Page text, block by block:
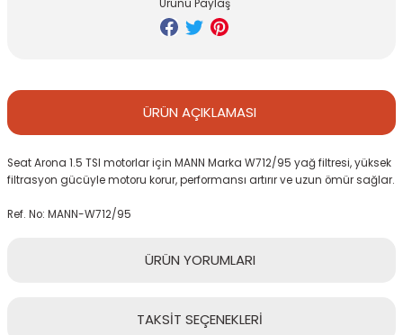
Ürünü Paylaş
ÜRÜN AÇIKLAMASI
Seat Arona 1.5 TSI motorlar için MANN Marka W712/95 yağ filtresi, yüksek
filtrasyon gücüyle motoru korur, performansı artırır ve uzun ömür sağlar.
Ref. No: MANN-W712/95
ÜRÜN YORUMLARI
TAKSİT SEÇENEKLERİ